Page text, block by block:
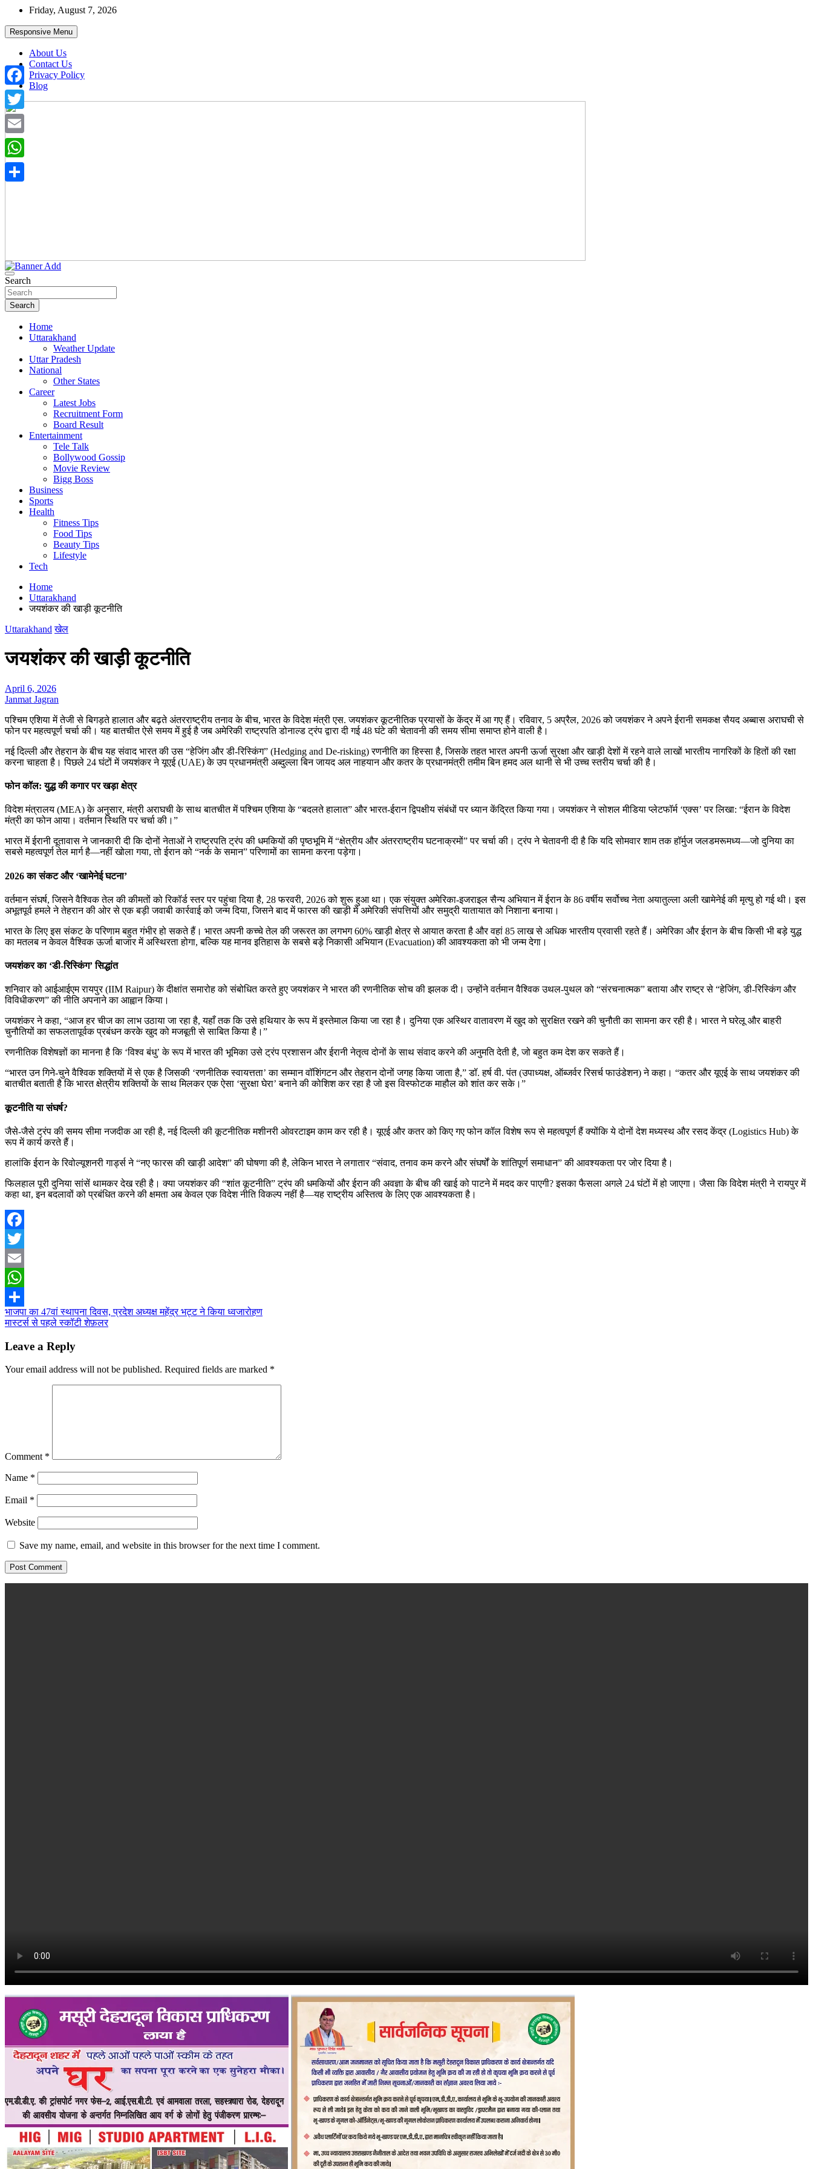
Skip
content
Friday, August 7, 2026
Responsive Menu
About Us
Contact Us
Privacy Policy
Blog
Search
Search
Home
Uttarakhand
Weather Update
Uttar Pradesh
National
Other States
Career
Latest Jobs
Recruitment Form
Board Result
Entertainment
Tele Talk
Bollywood Gossip
Movie Review
Bigg Boss
Business
Sports
Health
Fitness Tips
Food Tips
Beauty Tips
Lifestyle
Tech
Home
Uttarakhand
जयशंकर की खाड़ी कूटनीति
Uttarakhand खेल
जयशंकर की खाड़ी कूटनीति
April 6, 2026
Janmat Jagran
पश्चिम एशिया में तेजी से बिगड़ते हालात और बढ़ते अंतरराष्ट्रीय तनाव के बीच, भारत के विदेश मंत्री एस. जयशंकर कूटनीतिक प्रयासों के केंद्र में आ गए हैं। रविवार, 5 अप्रैल, 2026 को जयशंकर ने अपने ईरानी समकक्ष सैयद अब्बास अराघची से
फोन पर महत्वपूर्ण चर्चा की। यह बातचीत ऐसे समय में हुई है जब अमेरिकी राष्ट्रपति डोनाल्ड ट्रंप द्वारा दी गई 48 घंटे की चेतावनी की समय सीमा समाप्त होने वाली है।
नई दिल्ली और तेहरान के बीच यह संवाद भारत की उस “हेजिंग और डी-रिस्किंग” (Hedging and De-risking) रणनीति का हिस्सा है, जिसके तहत भारत अपनी ऊर्जा सुरक्षा और खाड़ी देशों में रहने वाले लाखों भारतीय नागरिकों के हितों की रक्षा
करना चाहता है। पिछले 24 घंटों में जयशंकर ने यूएई (UAE) के उप प्रधानमंत्री अब्दुल्ला बिन जायद अल नाहयान और कतर के प्रधानमंत्री तमीम बिन हमद अल थानी से भी उच्च स्तरीय चर्चा की है।
फोन कॉल: युद्ध की कगार पर खड़ा क्षेत्र
विदेश मंत्रालय (MEA) के अनुसार, मंत्री अराघची के साथ बातचीत में पश्चिम एशिया के “बदलते हालात” और भारत-ईरान द्विपक्षीय संबंधों पर ध्यान केंद्रित किया गया। जयशंकर ने सोशल मीडिया प्लेटफॉर्म ‘एक्स’ पर लिखा: “ईरान के विदेश
मंत्री का फोन आया। वर्तमान स्थिति पर चर्चा की।”
भारत में ईरानी दूतावास ने जानकारी दी कि दोनों नेताओं ने राष्ट्रपति ट्रंप की धमकियों की पृष्ठभूमि में “क्षेत्रीय और अंतरराष्ट्रीय घटनाक्रमों” पर चर्चा की। ट्रंप ने चेतावनी दी है कि यदि सोमवार शाम तक हॉर्मुज जलडमरूमध्य—जो दुनिया का
सबसे महत्वपूर्ण तेल मार्ग है—नहीं खोला गया, तो ईरान को “नर्क के समान” परिणामों का सामना करना पड़ेगा।
2026 का संकट और ‘खामेनेई घटना’
वर्तमान संघर्ष, जिसने वैश्विक तेल की कीमतों को रिकॉर्ड स्तर पर पहुंचा दिया है, 28 फरवरी, 2026 को शुरू हुआ था। एक संयुक्त अमेरिका-इजराइल सैन्य अभियान में ईरान के 86 वर्षीय सर्वोच्च नेता अयातुल्ला अली खामेनेई की मृत्यु हो गई थी। इस
अभूतपूर्व हमले ने तेहरान की ओर से एक बड़ी जवाबी कार्रवाई को जन्म दिया, जिसने बाद में फारस की खाड़ी में अमेरिकी संपत्तियों और समुद्री यातायात को निशाना बनाया।
भारत के लिए इस संकट के परिणाम बहुत गंभीर हो सकते हैं। भारत अपनी कच्चे तेल की जरूरत का लगभग 60% खाड़ी क्षेत्र से आयात करता है और वहां 85 लाख से अधिक भारतीय प्रवासी रहते हैं। अमेरिका और ईरान के बीच किसी भी बड़े युद्ध
का मतलब न केवल वैश्विक ऊर्जा बाजार में अस्थिरता होगा, बल्कि यह मानव इतिहास के सबसे बड़े निकासी अभियान (Evacuation) की आवश्यकता को भी जन्म देगा।
जयशंकर का ‘डी-रिस्किंग’ सिद्धांत
शनिवार को आईआईएम रायपुर (IIM Raipur) के दीक्षांत समारोह को संबोधित करते हुए जयशंकर ने भारत की रणनीतिक सोच की झलक दी। उन्होंने वर्तमान वैश्विक उथल-पुथल को “संरचनात्मक” बताया और राष्ट्र से “हेजिंग, डी-रिस्किंग और
विविधीकरण” की नीति अपनाने का आह्वान किया।
जयशंकर ने कहा, “आज हर चीज का लाभ उठाया जा रहा है, यहाँ तक कि उसे हथियार के रूप में इस्तेमाल किया जा रहा है। दुनिया एक अस्थिर वातावरण में खुद को सुरक्षित रखने की चुनौती का सामना कर रही है। भारत ने घरेलू और बाहरी
चुनौतियों का सफलतापूर्वक प्रबंधन करके खुद को मजबूती से साबित किया है।”
रणनीतिक विशेषज्ञों का मानना है कि ‘विश्व बंधु’ के रूप में भारत की भूमिका उसे ट्रंप प्रशासन और ईरानी नेतृत्व दोनों के साथ संवाद करने की अनुमति देती है, जो बहुत कम देश कर सकते हैं।
“भारत उन गिने-चुने वैश्विक शक्तियों में से एक है जिसकी ‘रणनीतिक स्वायत्तता’ का सम्मान वॉशिंगटन और तेहरान दोनों जगह किया जाता है,” डॉ. हर्ष वी. पंत (उपाध्यक्ष, ऑब्जर्वर रिसर्च फाउंडेशन) ने कहा। “कतर और यूएई के साथ जयशंकर की
बातचीत बताती है कि भारत क्षेत्रीय शक्तियों के साथ मिलकर एक ऐसा ‘सुरक्षा घेरा’ बनाने की कोशिश कर रहा है जो इस विस्फोटक माहौल को शांत कर सके।”
कूटनीति या संघर्ष?
जैसे-जैसे ट्रंप की समय सीमा नजदीक आ रही है, नई दिल्ली की कूटनीतिक मशीनरी ओवरटाइम काम कर रही है। यूएई और कतर को किए गए फोन कॉल विशेष रूप से महत्वपूर्ण हैं क्योंकि ये दोनों देश मध्यस्थ और रसद केंद्र (Logistics Hub) के
रूप में कार्य करते हैं।
हालांकि ईरान के रिवोल्यूशनरी गार्ड्स ने “नए फारस की खाड़ी आदेश” की घोषणा की है, लेकिन भारत ने लगातार “संवाद, तनाव कम करने और संघर्षों के शांतिपूर्ण समाधान” की आवश्यकता पर जोर दिया है।
फिलहाल पूरी दुनिया सांसें थामकर देख रही है। क्या जयशंकर की “शांत कूटनीति” ट्रंप की धमकियों और ईरान की अवज्ञा के बीच की खाई को पाटने में मदद कर पाएगी? इसका फैसला अगले 24 घंटों में हो जाएगा। जैसा कि विदेश मंत्री ने रायपुर में
कहा था, इन बदलावों को प्रबंधित करने की क्षमता अब केवल एक विदेश नीति विकल्प नहीं है—यह राष्ट्रीय अस्तित्व के लिए एक आवश्यकता है।
Facebook
Twitter
Email
WhatsApp
Share
Post
navigation
भाजपा का 47वां स्थापना दिवस, प्रदेश अध्यक्ष महेंद्र भट्ट ने किया ध्वजारोहण
मास्टर्स से पहले स्कॉटी शेफ़लर
Leave a Reply
Your email address will not be published. Required fields are marked *
Comment *
Name *
Email *
Website
Save my name, email, and website in this browser for the next time I comment.
Facebook
Twitter
Email
WhatsApp